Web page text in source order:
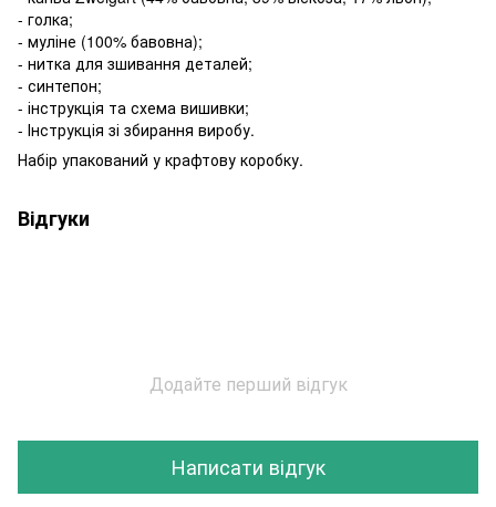
- голка;
- муліне (100% бавовна);
- нитка для зшивання деталей;
- синтепон;
- інструкція та схема вишивки;
- Інструкція зі збирання виробу.
Набір упакований у крафтову коробку.
Відгуки
Додайте перший відгук
Написати відгук